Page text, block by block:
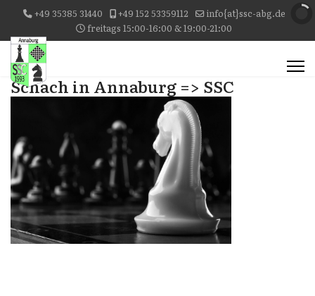
+49 35385 31440 +49 152 53359112
info{at}ssc-abg.de
freitags 15:00-16:00 & 19:00-21:00
Schach in Annaburg => SSC